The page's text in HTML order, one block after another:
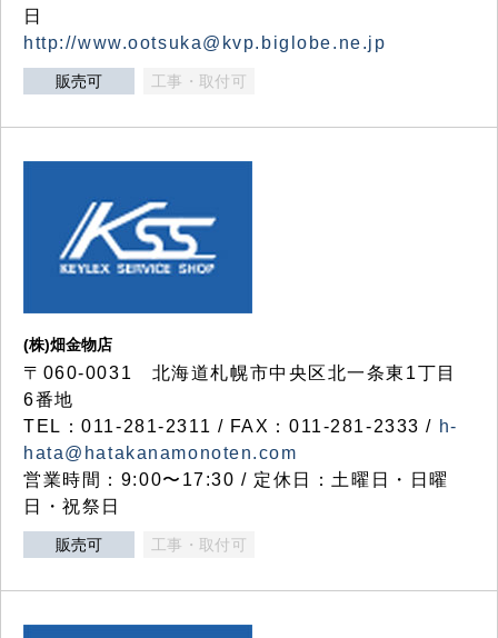
日
http://www.ootsuka@kvp.biglobe.ne.jp
販売可 工事・取付可
(株)畑金物店
〒060-0031 北海道札幌市中央区北一条東1丁目
6番地
TEL：011-281-2311 / FAX：011-281-2333 / h-
hata@hatakanamonoten.com
営業時間：9:00〜17:30 / 定休日：土曜日・日曜
日・祝祭日
販売可 工事・取付可